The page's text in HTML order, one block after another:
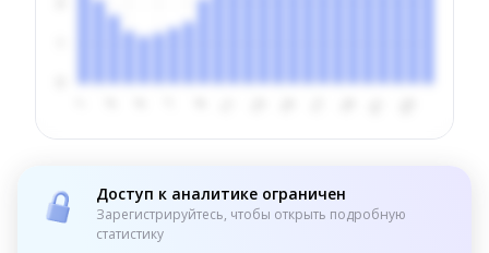
Доступ к аналитике ограничен
Зарегистрируйтесь, чтобы открыть подробную
статистику